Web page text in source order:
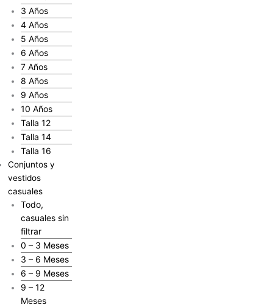
3 Años
4 Años
5 Años
6 Años
7 Años
8 Años
9 Años
10 Años
Talla 12
Talla 14
Talla 16
Conjuntos y
vestidos
casuales
Todo,
casuales sin
filtrar
0 – 3 Meses
3 – 6 Meses
6 – 9 Meses
9 – 12
Meses